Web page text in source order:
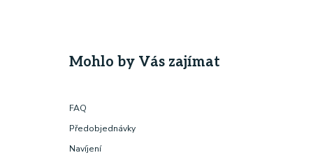
Mohlo by Vás zajímat
FAQ
Předobjednávky
Navíjení